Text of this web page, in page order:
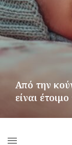
Από την
είναι